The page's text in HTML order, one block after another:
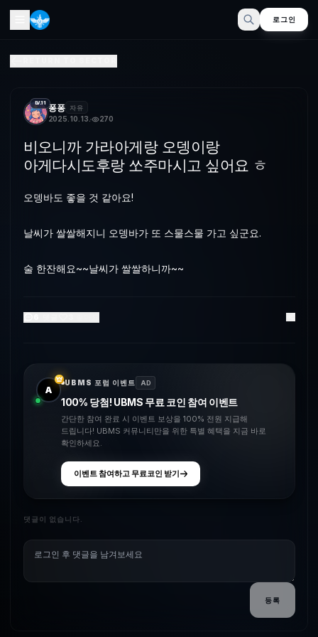
로그인
LV.11 퐁퐁 자유
2025. 10. 13. 270
비오니까 가라아게랑 오뎅이랑
아게다시도후랑 쏘주마시고 싶어요 ㅎ
오뎅바도 좋을 것 같아요!
날씨가 쌀쌀해지니 오뎅바가 또 스물스물 가고 싶군요.
술 한잔해요~~날씨가 쌀쌀하니까~~
A
UBMS 포럼 이벤트 AD
100% 당첨! UBMS 무료 코인 참여 이벤트
간단한 참여 완료 시 이벤트 보상을 100% 전원 지급해
드립니다! UBMS 커뮤니티만을 위한 특별 혜택을 지금 바로
확인하세요.
이벤트 참여하고 무료코인 받기
댓글이 없습니다.
등록